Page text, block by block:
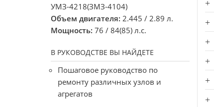
УМЗ-4218(ЗМЗ-4104)
Объем двигателя: 2.445 / 2.89 л.
Мощность: 76 / 84(85) л.с.
В РУКОВОДСТВЕ ВЫ НАЙДЕТЕ
Пошаговое руководство по
ремонту различных узлов и
агрегатов